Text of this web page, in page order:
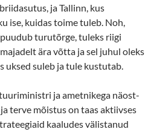
ja Tallinn, kus
ise, kuidas toime tuleb. Noh,
turutõrge, tuleks riigi
ära võtta ja sel juhul oleks
uksed suleb ja tule kustutab.
ja ametnikega näost-
terve mõistus on taas aktiivses
kaaludes välistanud